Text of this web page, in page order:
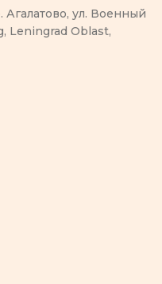
ул. Военный
Leningrad Oblast,